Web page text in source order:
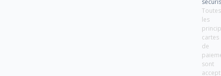
Toutes
les
cartes
de
sont